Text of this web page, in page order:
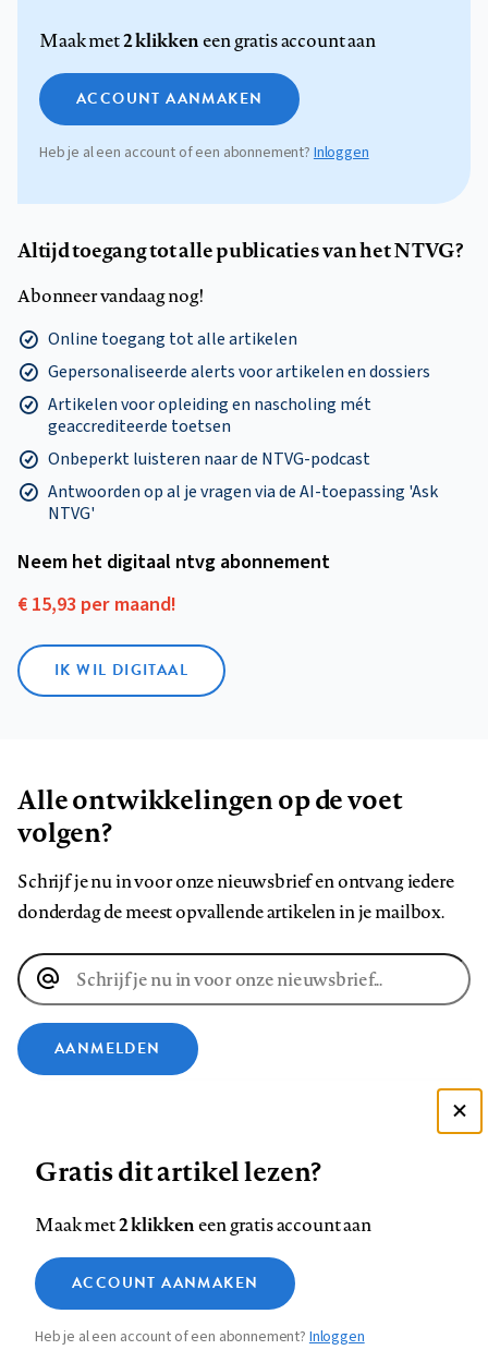
Maak met2 klikkeneen gratis account aan
ACCOUNT AANMAKEN
Heb je al een account of een abonnement?Inloggen
Altijd toegang tot alle publicaties van het NTVG?
Abonneer vandaag nog!
Online toegang tot alle artikelen
Gepersonaliseerde alerts voor artikelen en dossiers
Artikelen voor opleiding en nascholing mét
geaccrediteerde toetsen
Onbeperkt luisteren naar de NTVG-podcast
Antwoorden op al je vragen via de AI-toepassing 'Ask
NTVG'
Neem het digitaal ntvg abonnement
€ 15,93 per maand!
IK WIL DIGITAAL
Alle ontwikkelingen op de voet
volgen?
Schrijf je nu in voor onze nieuwsbrief en ontvang iedere
donderdag de meest opvallende artikelen in je mailbox.
E-
mailadres
AANMELDEN
ons
op
Facebook
ons
op
LinkedIn
ons
op
Bluesky
ons
op
Instagram
ons
op
YouTube
ons
Footer
navigation
Contact Colofon Disclaimer Privacy
Medische vragen verdienen
betrouwbare antwoorden
Gratis dit artikel lezen?
Maak met2 klikkeneen gratis account aan
ACCOUNT AANMAKEN
Heb je al een account of een abonnement?Inloggen
Zie onze cookie policy
Analytische cookies
Marketing cookies